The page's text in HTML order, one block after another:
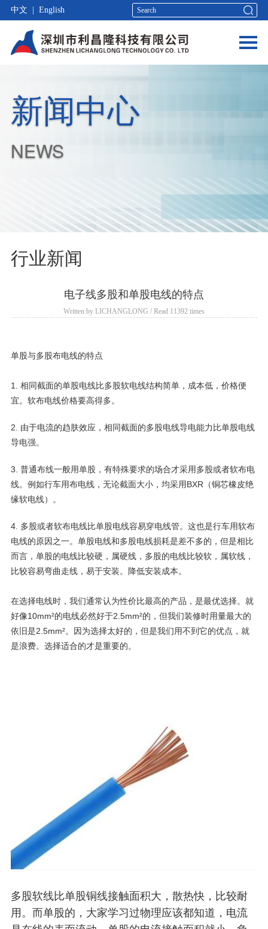
中文 English
新闻中心
NEWS
行业新闻
电子线多股和单股电线的特点
Written by LICHANGLONG / Read 11392 times
单股与多股布电线的特点
1. 相同截面的单股电线比多股软电线结构简单，成本低，价格便
宜。软布电线价格要高得多。
2. 由于电流的趋肤效应，相同截面的多股电线导电能力比单股电线
导电强。
3. 普通布线一般用单股，有特殊要求的场合才采用多股或者软布电
线。例如行车用布电线，无论截面大小，均采用BXR（铜芯橡皮绝
缘软电线）。
4. 多股或者软布电线比单股电线容易穿电线管。这也是行车用软布
电线的原因之一。 单股电线和多股电线损耗是差不多的，但是相比
而言，单股的电线比较硬，属硬线，多股的电线比较软，属软线，
比较容易弯曲走线，易于安装。降低安装成本。
在选择电线时，我们通常认为性价比最高的产品，是最优选择。就
好像10mm²的电线必然好于2.5mm²的，但我们装修时用量最大的
依旧是2.5mm²。因为选择太好的，但是我们用不到它的优点，就
是浪费。选择适合的才是重要的。
多股软线比单股铜线接触面积大，散热快，比较耐
用。而单股的，大家学习过物理应该都知道，电流